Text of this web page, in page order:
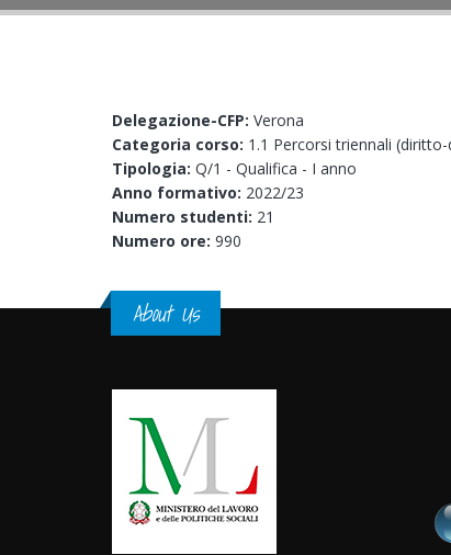
Delegazione-CFP: Verona
Categoria corso: 1.1 Percorsi triennali
Tipologia: Q/1 - Qualifica - I anno
Anno formativo: 2022/23
Numero studenti: 21
Numero ore: 990
About Us